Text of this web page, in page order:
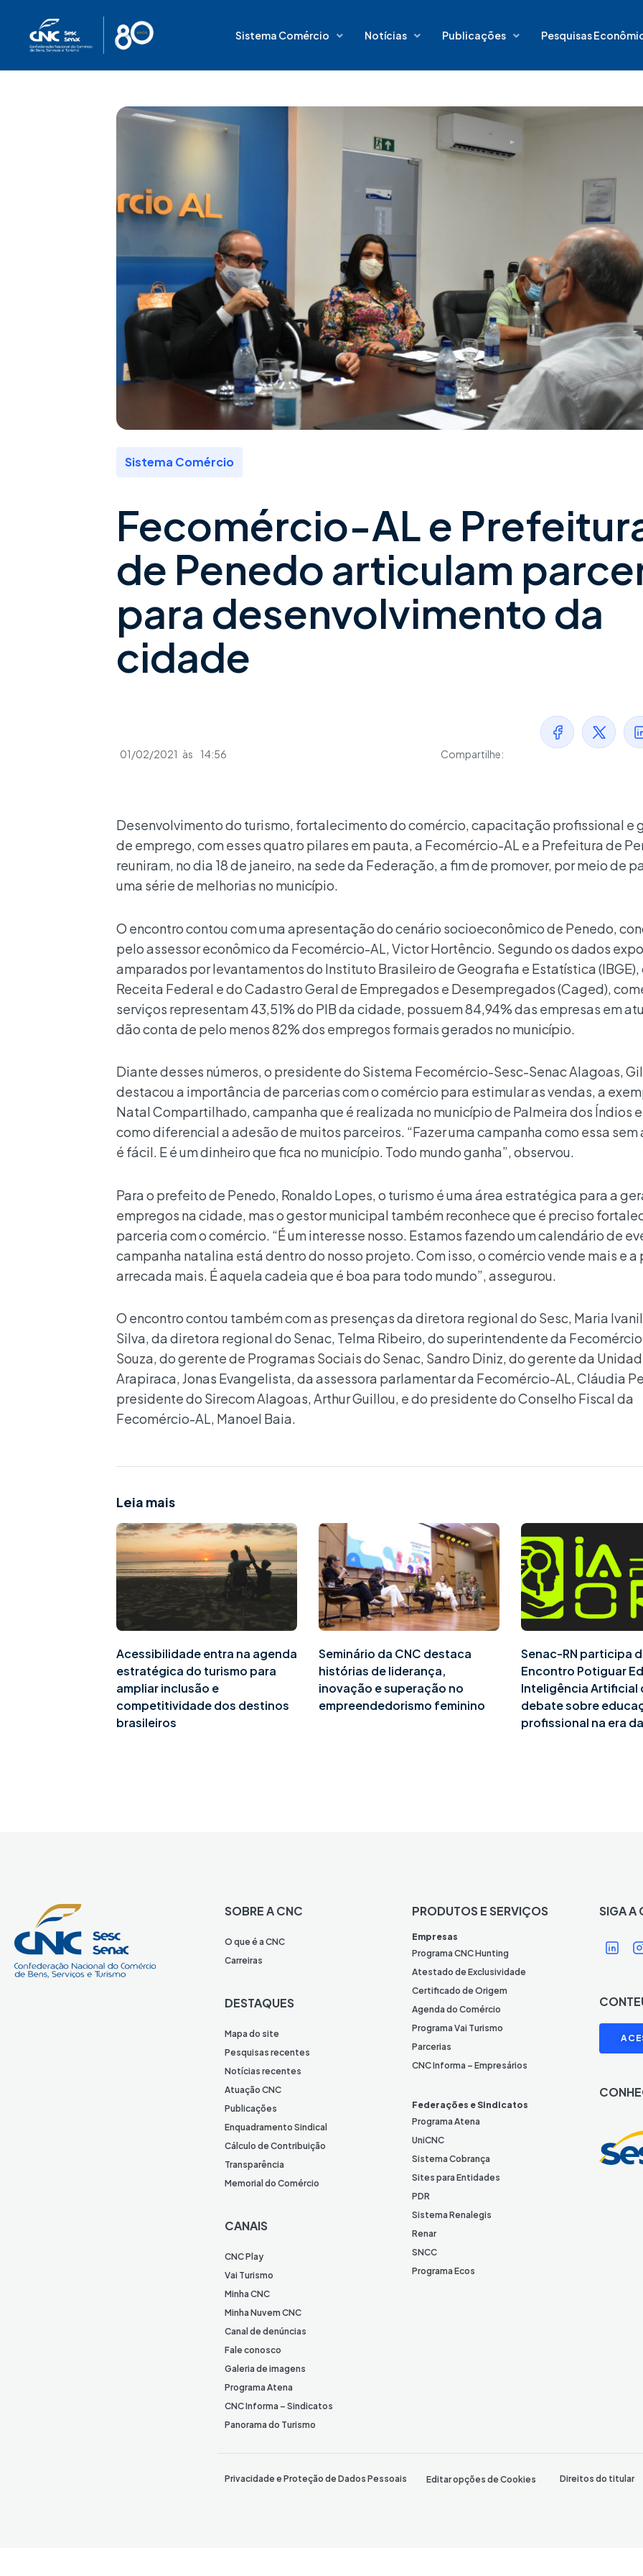
Sistema Comércio Notícias Publicações Pesquisas
Sistema Comércio
Fecomércio-AL e
de Penedo articulam
para desenvolvimento da
cidade
01/02/2021 às 14:56 Compartilhe:
Desenvolvimento do turismo, fortalecimento do comércio, capacitação profissional e
de emprego, com esses quatro pilares em pauta, a Fecomércio-AL e a Prefeitura de
reuniram, no dia 18 de janeiro, na sede da Federação, a fim de promover, por meio de
uma série de melhorias no município.
O encontro contou com uma apresentação do cenário socioeconômico de Penedo,
pelo assessor econômico da Fecomércio-AL, Victor Hortêncio. Segundo os dados
amparados por levantamentos do Instituto Brasileiro de Geografia e Estatística (IBGE),
Receita Federal e do Cadastro Geral de Empregados e Desempregados (Caged),
serviços representam 43,51% do PIB da cidade, possuem 84,94% das empresas em
dão conta de pelo menos 82% dos empregos formais gerados no município.
Diante desses números, o presidente do Sistema Fecomércio-Sesc-Senac Alagoas,
destacou a importância de parcerias com o comércio para estimular as vendas, a
Natal Compartilhado, campanha que é realizada no município de Palmeira dos Índios
como diferencial a adesão de muitos parceiros. “Fazer uma campanha como essa sem
é fácil. E é um dinheiro que fica no município. Todo mundo ganha”, observou.
Para o prefeito de Penedo, Ronaldo Lopes, o turismo é uma área estratégica para a
empregos na cidade, mas o gestor municipal também reconhece que é preciso
parceria com o comércio. “É um interesse nosso. Estamos fazendo um calendário de
campanha natalina está dentro do nosso projeto. Com isso, o comércio vende mais e
arrecada mais. É aquela cadeia que é boa para todo mundo”, assegurou.
O encontro contou também com as presenças da diretora regional do Sesc, Maria
Silva, da diretora regional do Senac, Telma Ribeiro, do superintendente da
Souza, do gerente de Programas Sociais do Senac, Sandro Diniz, do gerente da
Arapiraca, Jonas Evangelista, da assessora parlamentar da Fecomércio-AL, Cláudia
presidente do Sirecom Alagoas, Arthur Guillou, e do presidente do Conselho Fiscal da
Fecomércio-AL, Manoel Baia.
Leia mais
Acessibilidade entra na agenda
estratégica do turismo para
ampliar inclusão e
competitividade dos destinos
brasileiros
Seminário da CNC destaca
histórias de liderança,
inovação e superação no
empreendedorismo feminino
Senac-RN participa
Encontro Potiguar
Inteligência Artificial
debate sobre
profissional na era
SOBRE A CNC
O que é a CNC
Carreiras
DESTAQUES
Mapa do site
Pesquisas recentes
Notícias recentes
Atuação CNC
Publicações
Enquadramento Sindical
Cálculo de Contribuição
Transparência
Memorial do Comércio
CANAIS
CNC Play
Vai Turismo
Minha CNC
Minha Nuvem CNC
Canal de denúncias
Fale conosco
Galeria de imagens
Programa Atena
CNC Informa – Sindicatos
Panorama do Turismo
PRODUTOS E SERVIÇOS
Empresas
Programa CNC Hunting
Atestado de Exclusividade
Certificado de Origem
Agenda do Comércio
Programa Vai Turismo
Parcerias
CNC Informa – Empresários
Federações e Sindicatos
Programa Atena
UniCNC
Sistema Cobrança
Sites para Entidades
PDR
Sistema Renalegis
Renar
SNCC
Programa Ecos
SIGA A
Í
c
n
e
L
i
k
e
I
n
Í
I
Privacidade e Proteção de Dados Pessoais Editar opções de Cookies Direitos do titular